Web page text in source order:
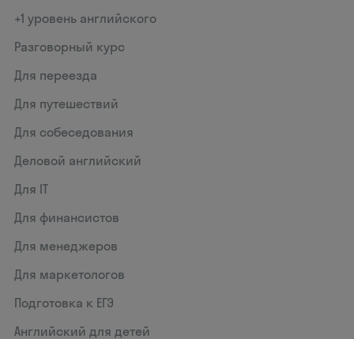
+1 уровень английского
Разговорный курс
Для переезда
Для путешествий
Для собеседования
Деловой английский
Для IT
Для финансистов
Для менеджеров
Для маркетологов
Подготовка к ЕГЭ
Английский для детей